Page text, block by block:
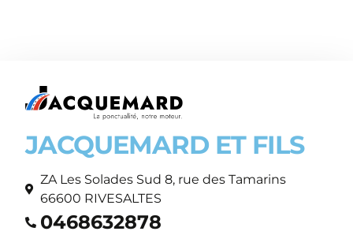
JACQUEMARD ET FILS
ZA Les Solades Sud 8, rue des Tamarins
66600 RIVESALTES
0468632878